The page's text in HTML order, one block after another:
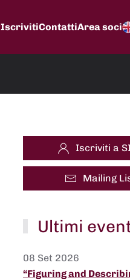
IscrivitiContattiArea soci
Iscriviti a
Mailing
Ultimi
08 Set 2026
“Figuring and